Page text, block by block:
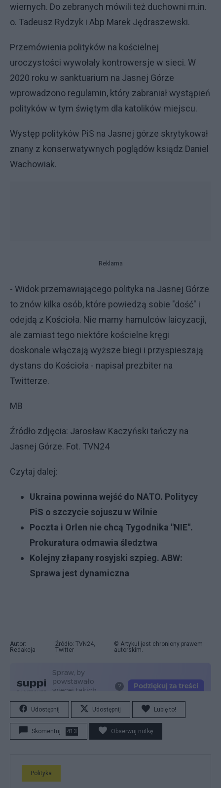
wiernych. Do zebranych mówili też duchowni m.in.
o. Tadeusz Rydzyk i Abp Marek Jędraszewski.
Przemówienia polityków na kościelnej
uroczystości wywołały kontrowersje w sieci. W
2020 roku w sanktuarium na Jasnej Górze
wprowadzono regulamin, który zabraniał wystąpień
polityków w tym świętym dla katolików miejscu.
Występ polityków PiS na Jasnej górze skrytykował
znany z konserwatywnych poglądów ksiądz Daniel
Wachowiak.
Reklama
- Widok przemawiającego polityka na Jasnej Górze
to znów kilka osób, które powiedzą sobie "dość" i
odejdą z Kościoła. Nie mamy hamulców laicyzacji,
ale zamiast tego niektóre kościelne kręgi
doskonale włączają wyższe biegi i przyspieszają
dystans do Kościoła - napisał prezbiter na
Twitterze.
MB
Źródło zdjęcia: Jarosław Kaczyński tańczy na
Jasnej Górze. Fot. TVN24
Czytaj dalej:
Ukraina powinna wejść do NATO. Politycy
PiS o szczycie sojuszu w Wilnie
Poczta i Orlen nie chcą Tygodnika "NIE".
Prokuratura odmawia śledztwa
Kolejny złapany rosyjski szpieg. ABW:
Sprawa jest dynamiczna
Autor:
Redakcja
Źródło: TVN24,
Twitter
© Artykuł jest chroniony prawem
autorskim.
Udostępnij Udostępnij Lubię to!
Skomentuj 413 Obserwuj notkę
Polityka